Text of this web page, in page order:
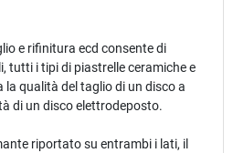
e rifinitura ecd consente di
tutti i tipi di piastrelle ceramiche e
qualità del taglio di un disco a
di un disco elettrodeposto.
riportato su entrambi i lati, il